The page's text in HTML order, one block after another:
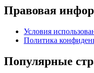
Правовая
Условия
Политика
Популярные